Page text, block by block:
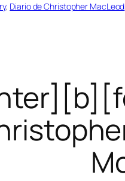
, Diario de Christopher MacLeod,